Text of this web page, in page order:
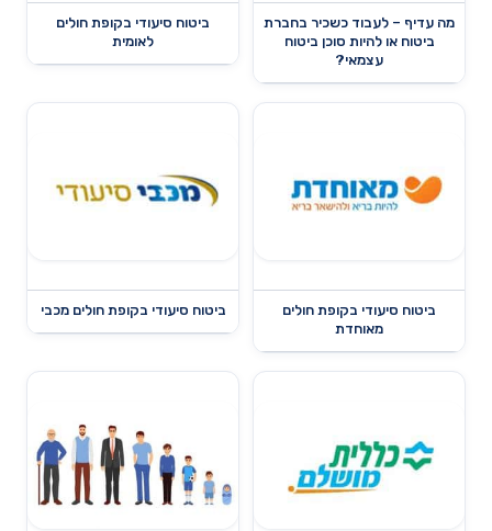
מה עדיף – לעבוד כשכיר בחברת
ביטוח או להיות סוכן ביטוח
עצמאי?
ביטוח סיעודי בקופת חולים
לאומית
ביטוח סיעודי בקופת חולים
מאוחדת
ביטוח סיעודי בקופת חולים מכבי